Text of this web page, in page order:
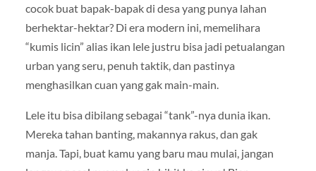
cocok buat bapak-bapak di desa yang punya lahan
berhektar-hektar? Di era modern ini, memelihara
“kumis licin” alias ikan lele justru bisa jadi petualangan
urban yang seru, penuh taktik, dan pastinya
menghasilkan cuan yang gak main-main.
Lele itu bisa dibilang sebagai “tank”-nya dunia ikan.
Mereka tahan banting, makannya rakus, dan gak
manja. Tapi, buat kamu yang baru mau mulai, jangan